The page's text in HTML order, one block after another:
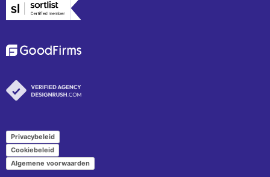
Privacybeleid
Cookiebeleid
Algemene voorwaarden